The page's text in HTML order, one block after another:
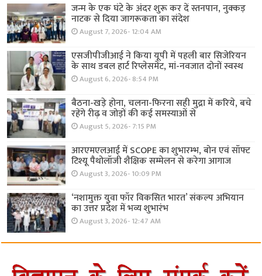
जन्म के एक घंटे के अंदर शुरू कर दें स्तनपान, नुक्कड़
नाटक से दिया जागरूकता का संदेश
August 7, 2026- 12:04 AM
एसजीपीजीआई ने किया यूपी में पहली बार सिजेरियन
के साथ डबल हार्ट रिप्लेसमेंट, मां-नवजात दोनों स्वस्थ
August 6, 2026- 8:54 PM
बैठना-खड़े होना, चलना-फिरना सही मुद्रा में करिये, बचे
रहेंगे रीढ़ व जोड़ों की कई समस्याओं से
August 5, 2026- 7:15 PM
आरएमएलआई में SCOPE का शुभारम्भ, बोन एवं सॉफ्ट
टिश्यू पैथोलॉजी शैक्षिक सम्मेलन से करेगा आगाज
August 3, 2026- 10:09 PM
‘नशामुक्त युवा फॉर विकसित भारत’ संकल्प अभियान
का उत्तर प्रदेश में भव्य शुभारंभ
August 3, 2026- 12:47 AM